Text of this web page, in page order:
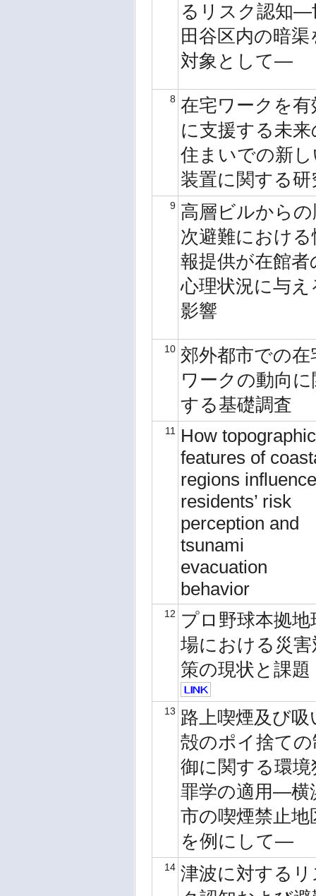
るリスク認知―
田谷区内の暗渠
対象として―
8 在宅ワークを有
に支援する未来
住まいでの新
装置に関する
9 高層ビルから
次避難における
報提供が在館者
心理状況に与え
影響
10 郊外都市での在
ワークの動向に
する基礎調査
11
How topographic
features of
regions influence
residents’ risk
perception and
tsunami
evacuation
behavior
12
プロ野球本拠地
場における災害
策の現状と課題
13 路上喫煙及び吸
殻のポイ捨て
御に関する環境
罪学の適用―横
市の喫煙禁止地
を例にして―
14 津波に対する